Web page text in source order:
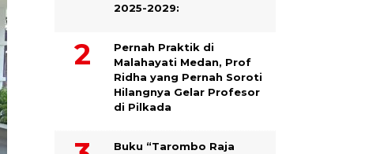
2025-2029:
Pernah Praktik di
Malahayati Medan, Prof
Ridha yang Pernah Soroti
Hilangnya Gelar Profesor
di Pilkada
Buku “Tarombo Raja